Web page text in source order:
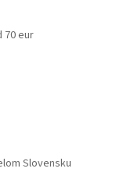
70 eur
Slovensku